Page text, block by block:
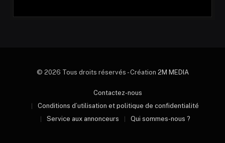
© 2026 Tous droits réservés - Création 2M MEDIA
Contactez-nous
Conditions d’utilisation et politique de confidentialité
Service aux annonceurs
Qui sommes-nous ?